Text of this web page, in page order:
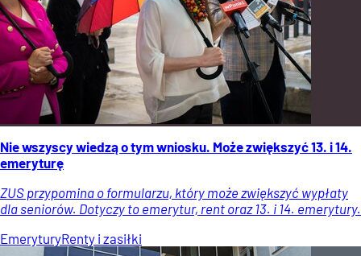
Nie wszyscy wiedzą o tym wniosku. Może zwiększyć 13. i 14.
emeryturę
ZUS przypomina o formularzu, który może zwiększyć wypłaty
dla seniorów. Dotyczy to emerytur, rent oraz 13. i 14. emerytury.
EmeryturyRenty i zasiłki